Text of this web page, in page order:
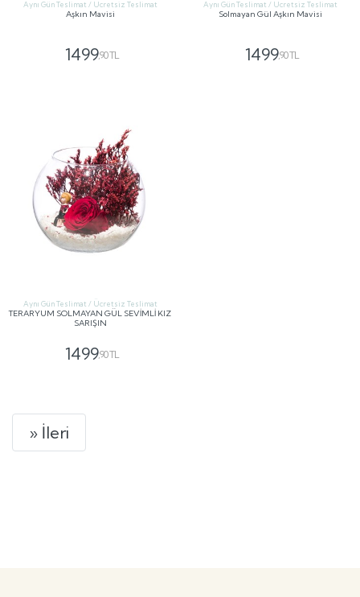
Aynı Gün Teslimat / Ücretsiz Teslimat
Aşkın Mavisi
1499,90 TL
Aynı Gün Teslimat / Ücretsiz Teslimat
Solmayan Gül Aşkın Mavisi
1499,90 TL
Aynı Gün Teslimat / Ücretsiz Teslimat
TERARYUM SOLMAYAN GÜL SEVİMLİ KIZ
SARIŞIN
1499,90 TL
» İleri